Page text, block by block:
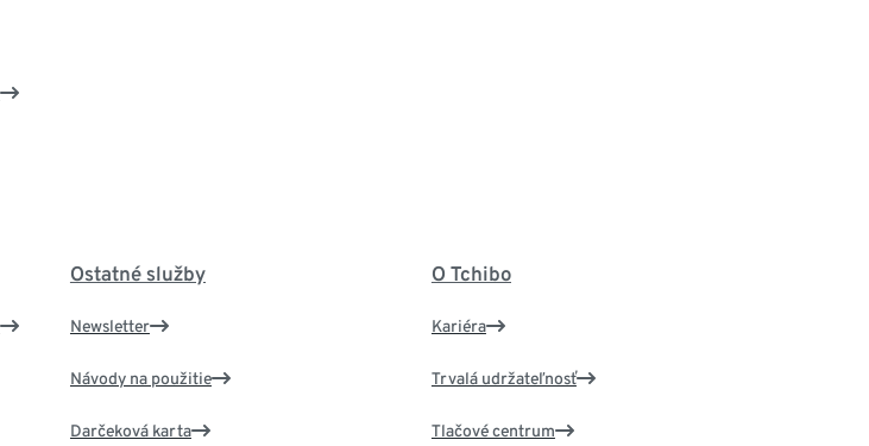
Ostatné služby
Newsletter
Návody na použitie
Darčeková karta
O Tchibo
Kariéra
Trvalá udržateľnosť
Tlačové centrum